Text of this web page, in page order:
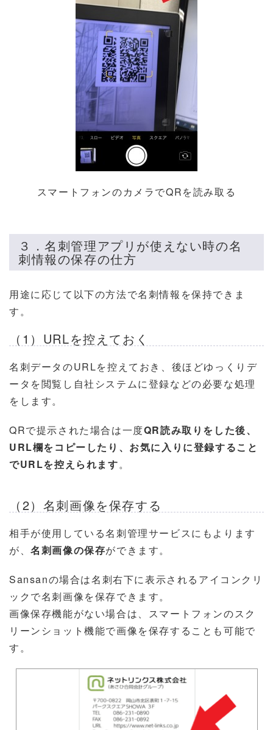
スマートフォンのカメラでQRを読み取る
３．名刺管理アプリが使えない時の名
刺情報の保存の仕方
用途に応じて以下の方法で名刺情報を保持できま
す。
（1）URLを控えておく
名刺データのURLを控えておき、後ほどゆっくりデ
ータを閲覧し自社システムに登録などの必要な処理
をします。
QRで提示された場合は一度QR読み取りをした後、
URL欄をコピーしたり、お気に入りに登録すること
でURLを控えられます。
（2）名刺画像を保存する
相手が使用している名刺管理サービスにもよります
が、名刺画像の保存ができます。
Sansanの場合は名刺右下に表示されるアイコンクリ
ックで名刺画像を保存できます。
画像保存機能がない場合は、スマートフォンのスク
リーンショット機能で画像を保存することも可能で
す。